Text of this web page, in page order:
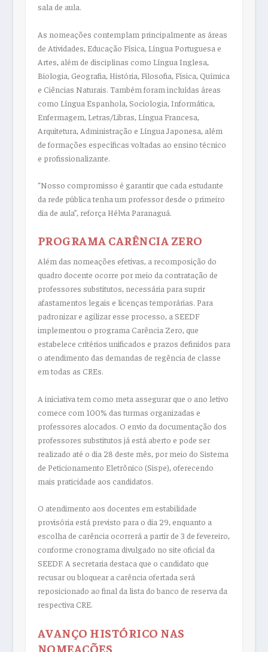
sala de aula.
As nomeações contemplam principalmente as áreas
de Atividades, Educação Física, Língua Portuguesa e
Artes, além de disciplinas como Língua Inglesa,
Biologia, Geografia, História, Filosofia, Física, Química
e Ciências Naturais. Também foram incluídas áreas
como Língua Espanhola, Sociologia, Informática,
Enfermagem, Letras/Libras, Língua Francesa,
Arquitetura, Administração e Língua Japonesa, além
de formações específicas voltadas ao ensino técnico
e profissionalizante.
“Nosso compromisso é garantir que cada estudante
da rede pública tenha um professor desde o primeiro
dia de aula”, reforça Hélvia Paranaguá.
PROGRAMA CARÊNCIA ZERO
Além das nomeações efetivas, a recomposição do
quadro docente ocorre por meio da contratação de
professores substitutos, necessária para suprir
afastamentos legais e licenças temporárias. Para
padronizar e agilizar esse processo, a SEEDF
implementou o programa Carência Zero, que
estabelece critérios unificados e prazos definidos para
o atendimento das demandas de regência de classe
em todas as CREs.
A iniciativa tem como meta assegurar que o ano letivo
comece com 100% das turmas organizadas e
professores alocados. O envio da documentação dos
professores substitutos já está aberto e pode ser
realizado até o dia 28 deste mês, por meio do Sistema
de Peticionamento Eletrônico (Sispe), oferecendo
mais praticidade aos candidatos.
O atendimento aos docentes em estabilidade
provisória está previsto para o dia 29, enquanto a
escolha de carência ocorrerá a partir de 3 de fevereiro,
conforme cronograma divulgado no site oficial da
SEEDF. A secretaria destaca que o candidato que
recusar ou bloquear a carência ofertada será
reposicionado ao final da lista do banco de reserva da
respectiva CRE.
AVANÇO HISTÓRICO NAS
NOMEAÇÕES